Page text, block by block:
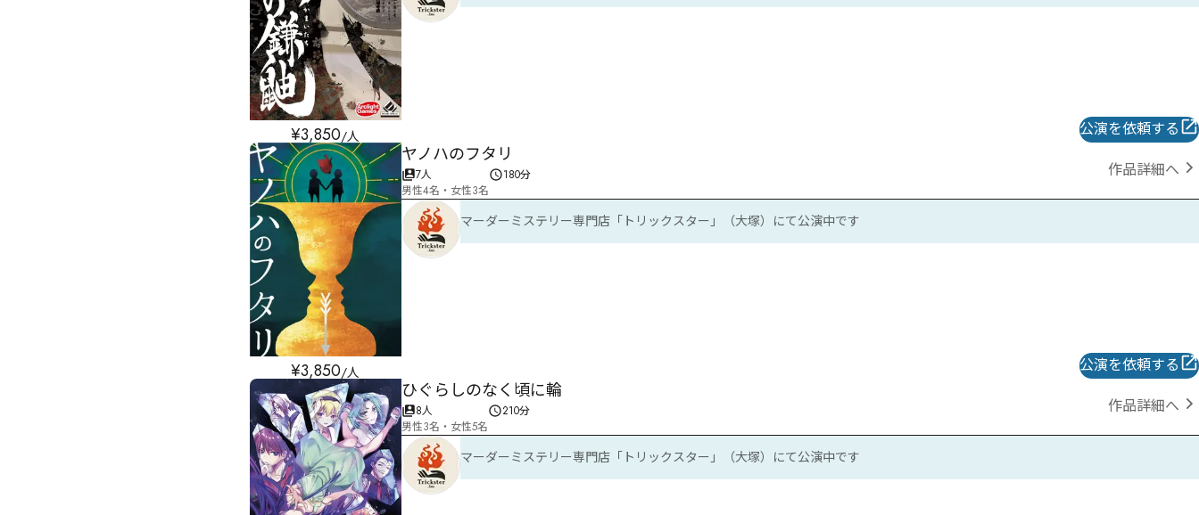
¥3,850/人 公演を依頼する
¥3,850/人
ヤノハのフタリ
7人
男性4名・女性3名
180分 作品詳細へ
マーダーミステリー専門店「トリックスター」（大塚）にて公演中です
公演を依頼する
ひぐらしのなく頃に輪
8人
男性3名・女性5名
210分 作品詳細へ
マーダーミステリー専門店「トリックスター」（大塚）にて公演中です